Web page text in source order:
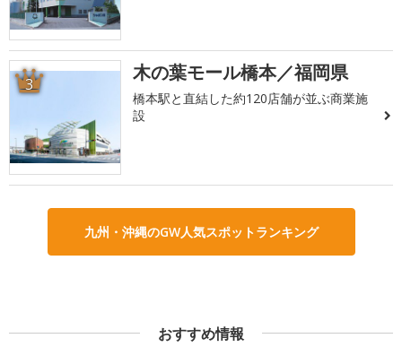
3 木の葉モール橋本／福岡県
橋本駅と直結した約120店舗が並ぶ商業施
設
九州・沖縄のGW人気スポットランキング
おすすめ情報